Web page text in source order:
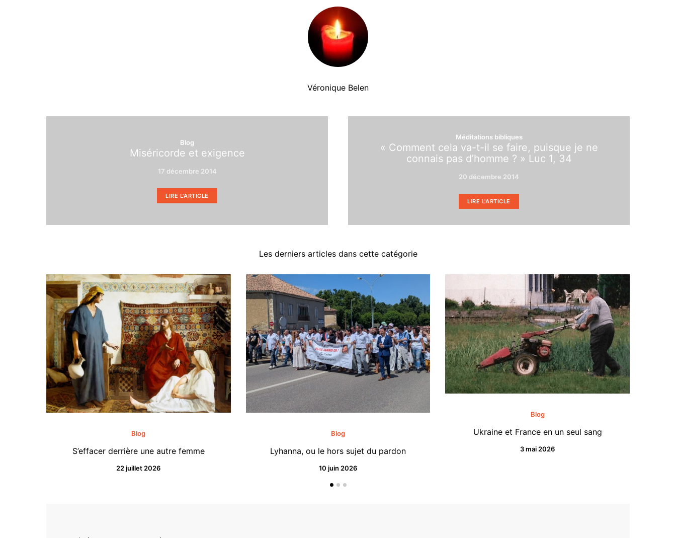
Véronique Belen
Blog
Miséricorde et exigence
17 décembre 2014
LIRE L'ARTICLE
Méditations bibliques
« Comment cela va-t-il se faire, puisque je ne
connais pas d’homme ? » Luc 1, 34
20 décembre 2014
LIRE L'ARTICLE
Les derniers articles dans cette catégorie
Blog
S’effacer derrière une autre femme
22 juillet 2026
Blog
Lyhanna, ou le hors sujet du pardon
10 juin 2026
Blog
Ukraine et France en un seul sang
3 mai 2026